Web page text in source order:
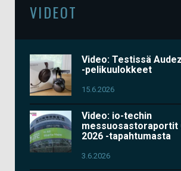
VIDEOT
Video: Testissä
-pelikuulokkeet
15.6.2026
Video: io-techin
messuosastoraportit
2026 -tapahtumasta
3.6.2026